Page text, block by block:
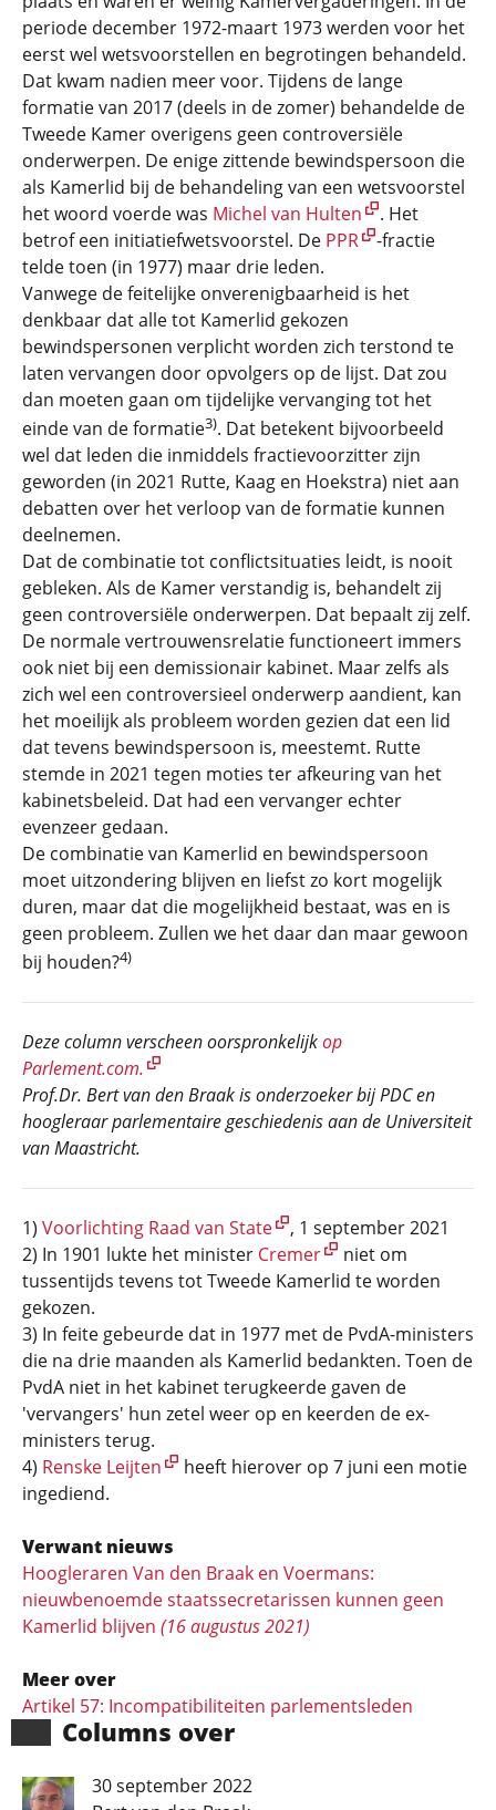
periode december 1972-maart 1973 werden voor het
eerst wel wetsvoorstellen en begrotingen behandeld.
Dat kwam nadien meer voor. Tijdens de lange
formatie van 2017 (deels in de zomer) behandelde de
Tweede Kamer overigens geen contro­versiële
onderwerpen. De enige zittende bewindspersoon die
als Kamerlid bij de behandeling van een wetsvoorstel
het woord voerde was Michel van Hulten
. Het
betrof een initiatief­wetsvoorstel. De PPR
-fractie
telde toen (in 1977) maar drie leden.
Vanwege de feitelijke onverenigbaarheid is het
denkbaar dat alle tot Kamerlid gekozen
bewindspersonen verplicht worden zich terstond te
laten vervangen door opvolgers op de lijst. Dat zou
dan moeten gaan om tijdelijke vervanging tot het
einde van de formatie3). Dat betekent bijvoorbeeld
wel dat leden die inmiddels fractievoorzitter zijn
geworden (in 2021 Rutte, Kaag en Hoekstra) niet aan
debatten over het verloop van de formatie kunnen
deelnemen.
Dat de combinatie tot conflictsituaties leidt, is nooit
gebleken. Als de Kamer verstandig is, behandelt zij
geen controversiële onderwerpen. Dat bepaalt zij zelf.
De normale vertrouwensrelatie functioneert immers
ook niet bij een demissionair kabinet. Maar zelfs als
zich wel een controversieel onderwerp aandient, kan
het moeilijk als probleem worden gezien dat een lid
dat tevens bewindspersoon is, meestemt. Rutte
stemde in 2021 tegen moties ter afkeuring van het
kabinetsbeleid. Dat had een vervanger echter
evenzeer gedaan.
De combinatie van Kamerlid en bewindspersoon
moet uitzondering blijven en liefst zo kort mogelijk
duren, maar dat die mogelijkheid bestaat, was en is
geen probleem. Zullen we het daar dan maar gewoon
bij houden?4)
Deze column verscheen oorspronkelijkop
Parlement.com.
Prof.Dr. Bert van den Braak is onderzoeker bij PDC en
hoogleraar parlementaire geschiedenis aan de Universiteit
van Maastricht.
1) Voorlichting Raad van State
, 1 september 2021
2) In 1901 lukte het minister Cremer
niet om
tussentijds tevens tot Tweede Kamerlid te worden
gekozen.
3) In feite gebeurde dat in 1977 met de PvdA-ministers
die na drie maanden als Kamerlid bedankten. Toen de
PvdA niet in het kabinet terugkeerde gaven de
'vervangers' hun zetel weer op en keerden de ex-
ministers terug.
4) Renske Leijten
heeft hierover op 7 juni een motie
ingediend.
Verwant nieuws
Hoogleraren Van den Braak en Voermans:
nieuwbenoemde staatssecretarissen kunnen geen
Kamerlid blijven (16 augustus 2021)
Meer over
Artikel 57: Incompati­bili­tei­ten parlements­leden
Columns over
30 september 2022